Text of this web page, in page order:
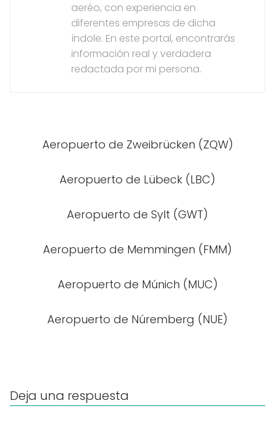
aeréo, con experiencia en
diferentes empresas de dicha
índole. En este portal, encontrarás
información real y verdadera
redactada por mi persona.
Aeropuerto de Zweibrücken (ZQW)
Aeropuerto de Lübeck (LBC)
Aeropuerto de Sylt (GWT)
Aeropuerto de Memmingen (FMM)
Aeropuerto de Múnich (MUC)
Aeropuerto de Núremberg (NUE)
Deja una respuesta